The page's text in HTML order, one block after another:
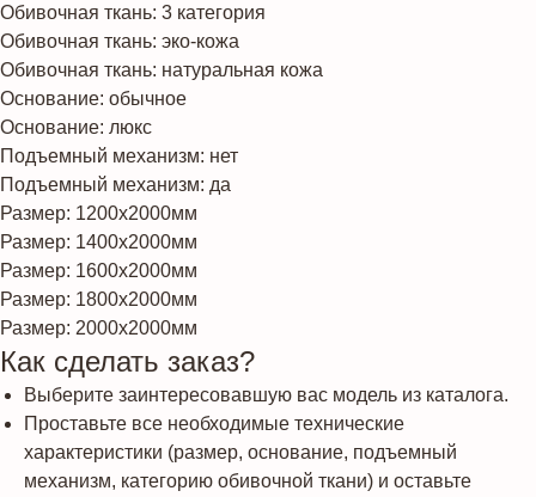
Обивочная ткань: 3 категория
Обивочная ткань: эко-кожа
Обивочная ткань: натуральная кожа
Основание: обычное
Основание: люкс
Подъемный механизм: нет
Подъемный механизм: да
Размер: 1200х2000мм
Размер: 1400х2000мм
Размер: 1600х2000мм
Размер: 1800х2000мм
Размер: 2000х2000мм
Как сделать заказ?
Выберите заинтересовавшую вас модель из каталога.
Проставьте все необходимые технические
характеристики (размер, основание, подъемный
механизм, категорию обивочной ткани) и оставьте